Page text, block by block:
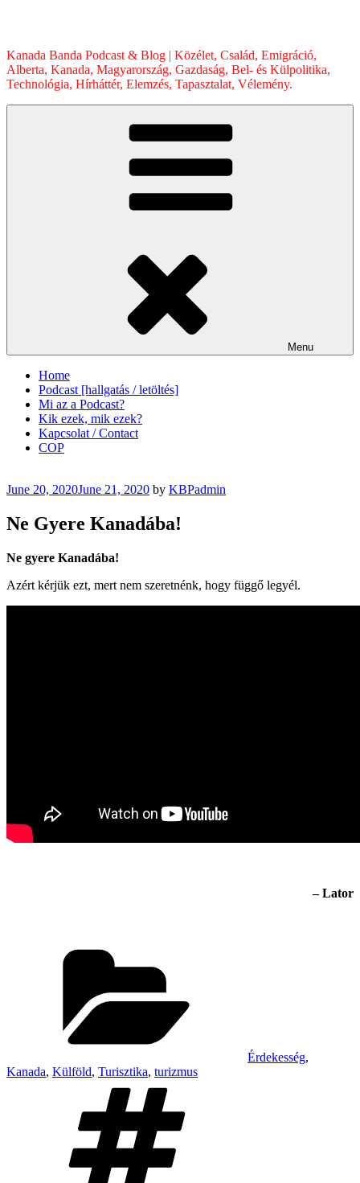
Kanada Banda Podcast & Blog | Közélet, Család, Emigráció,
Alberta, Kanada, Magyarország, Gazdaság, Bel- és Külpolitika,
Technológia, Hírháttér, Elemzés, Tapasztalat, Vélemény.
Menu
Home
Podcast [hallgatás / letöltés]
Mi az a Podcast?
Kik ezek, mik ezek?
Kapcsolat / Contact
COP
Posted
June 20, 2020June 21, 2020 by KBPadmin
Ne Gyere Kanadába!
Ne gyere Kanadába!
Azért kérjük ezt, mert nem szeretnénk, hogy függő legyél.
– Lator
Érdekesség,
Kanada, Külföld, Turisztika, turizmus